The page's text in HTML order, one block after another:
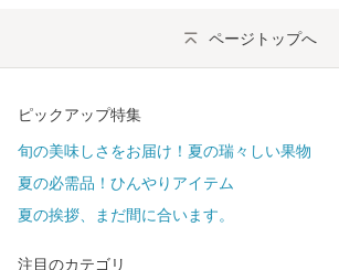
ページトップへ
ピックアップ特集
旬の美味しさをお届け！夏の瑞々しい果物
夏の必需品！ひんやりアイテム
夏の挨拶、まだ間に合います。
注目のカテゴリ